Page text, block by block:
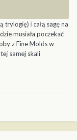
trylogię) i całą sagę na
musiała poczekać
z Fine Molds w
samej skali